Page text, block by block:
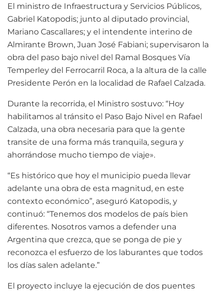
El ministro de Infraestructura y Servicios Públicos,
Gabriel Katopodis; junto al diputado provincial,
Mariano Cascallares; y el intendente interino de
Almirante Brown, Juan José Fabiani; supervisaron la
obra del paso bajo nivel del Ramal Bosques Vía
Temperley del Ferrocarril Roca, a la altura de la calle
Presidente Perón en la localidad de Rafael Calzada.
Durante la recorrida, el Ministro sostuvo: “Hoy
habilitamos al tránsito el Paso Bajo Nivel en Rafael
Calzada, una obra necesaria para que la gente
transite de una forma más tranquila, segura y
ahorrándose mucho tiempo de viaje».
“Es histórico que hoy el municipio pueda llevar
adelante una obra de esta magnitud, en este
contexto económico”, aseguró Katopodis, y
continuó: “Tenemos dos modelos de país bien
diferentes. Nosotros vamos a defender una
Argentina que crezca, que se ponga de pie y
reconozca el esfuerzo de los laburantes que todos
los días salen adelante.”
El proyecto incluye la ejecución de dos puentes